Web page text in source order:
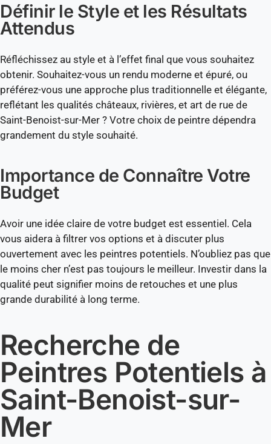
Définir le Style et les Résultats
Attendus
Réfléchissez au style et à l’effet final que vous souhaitez
obtenir. Souhaitez-vous un rendu moderne et épuré, ou
préférez-vous une approche plus traditionnelle et élégante,
reflétant les qualités châteaux, rivières, et art de rue de
Saint-Benoist-sur-Mer ? Votre choix de peintre dépendra
grandement du style souhaité.
Importance de Connaître Votre
Budget
Avoir une idée claire de votre budget est essentiel. Cela
vous aidera à filtrer vos options et à discuter plus
ouvertement avec les peintres potentiels. N’oubliez pas que
le moins cher n’est pas toujours le meilleur. Investir dans la
qualité peut signifier moins de retouches et une plus
grande durabilité à long terme.
Recherche de
Peintres Potentiels à
Saint-Benoist-sur-
Mer